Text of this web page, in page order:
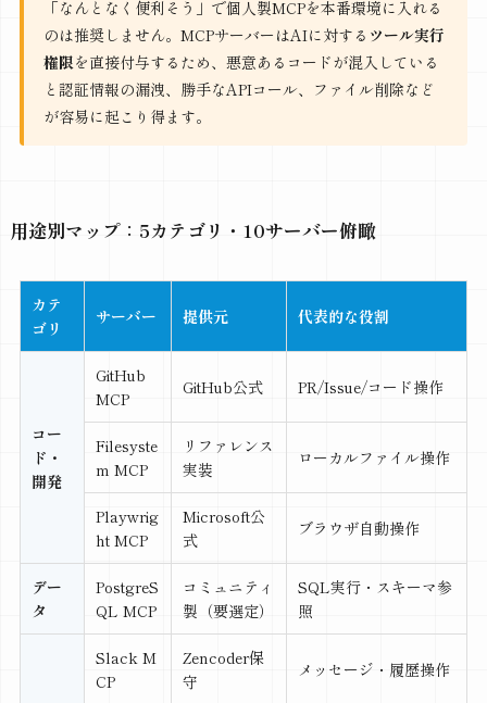
「なんとなく便利そう」で個人製MCPを本番環境に入れる
のは推奨しません。MCPサーバーはAIに対する ツール実行
権限を直接付与するため、悪意あるコードが混入している
と認証情報の漏洩、勝手なAPIコール、ファイル削除など
が容易に起こり得ます。
用途別マップ：5カテゴリ・10サーバー俯瞰
カテ
ゴリ
サーバー 提供元 代表的な役割
コー
ド・
開発
GitHub
MCP
GitHub公式 PR/Issue/コード操作
Filesyste
m MCP
リファレンス
実装
ローカルファイル操作
Playwrig
ht MCP
Microsoft公
式
ブラウザ自動操作
デー
タ
PostgreS
QL MCP
コミュニティ
製（要選定）
SQL実行・スキーマ参
照
Slack M
CP
Zencoder保
守
メッセージ・履歴操作